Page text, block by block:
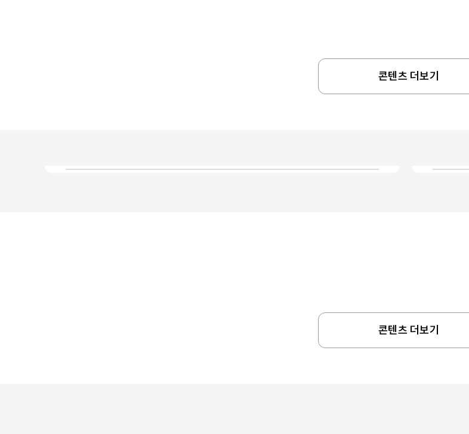
콘텐츠 더보기
콘텐츠 더보기